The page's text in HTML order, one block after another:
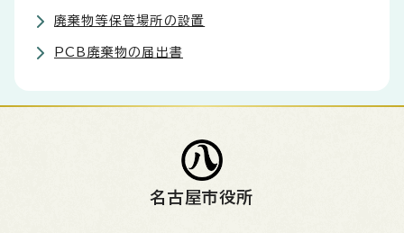
廃棄物等保管場所の設置
PCB廃棄物の届出書
名古屋市役所